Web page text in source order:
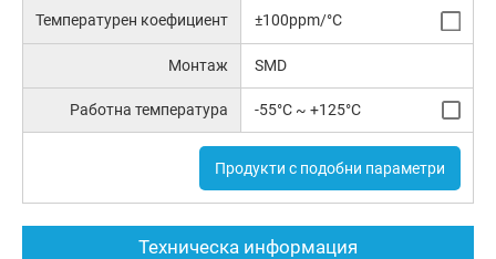
Температурен коефициент ±100ppm/°C
Монтаж SMD
Работна температура -55°C ~ +125°C
Продукти с подобни параметри
Техническа информация